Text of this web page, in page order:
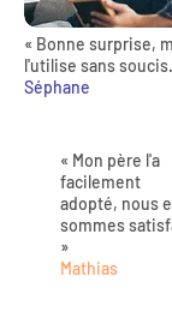
« Bonne surprise,
l'utilise sans
Séphane
« Mon père l'a
facilement
adopté, nous
sommes
»
Mathias